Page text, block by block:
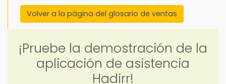
Volver a la página del glosario de ventas